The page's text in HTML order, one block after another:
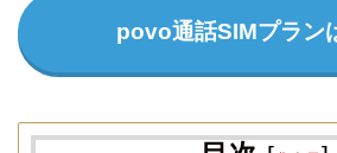
povo通話SIMプラン